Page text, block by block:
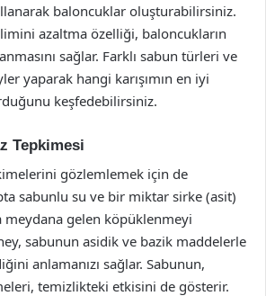
baloncuklar oluşturabilirsiniz.
azaltma özelliği, baloncukların
sağlar. Farklı sabun türleri ve
yaparak hangi karışımın en iyi
keşfedebilirsiniz.
Tepkimesi
gözlemlemek için de
sabunlu su ve bir miktar sirke (asit)
meydana gelen köpüklenmeyi
sabunun asidik ve bazik maddelerle
anlamanızı sağlar. Sabunun,
temizlikteki etkisini de gösterir.